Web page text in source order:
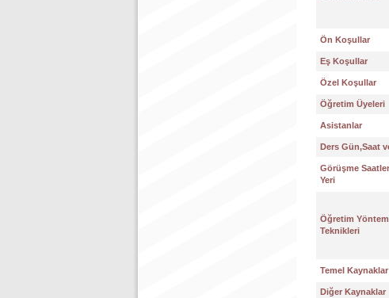
Ön Koşullar
Eş Koşullar
Özel Koşullar
Öğretim Üyeleri
Asistanlar
Ders Gün,Saat
Görüşme
Yeri
Öğretim
Teknikleri
Temel Kaynaklar
Diğer Kaynaklar